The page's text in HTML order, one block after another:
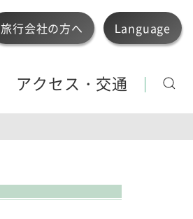
旅行会社の方へ Language
アクセス・交通